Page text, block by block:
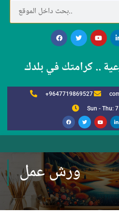
.. كرامتك في بلدك
+9647719869527
Sun - Thu:
ورش عمل